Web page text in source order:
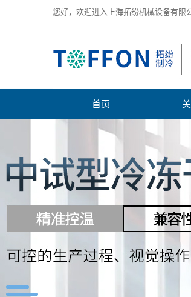
您好，欢迎进入上海拓纷机械设备有限
首页